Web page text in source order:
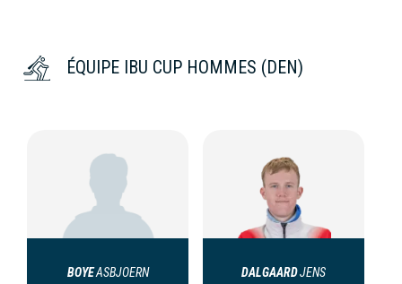
ÉQUIPE IBU CUP HOMMES (DEN)
BOYEASBJOERN DALGAARDJENS